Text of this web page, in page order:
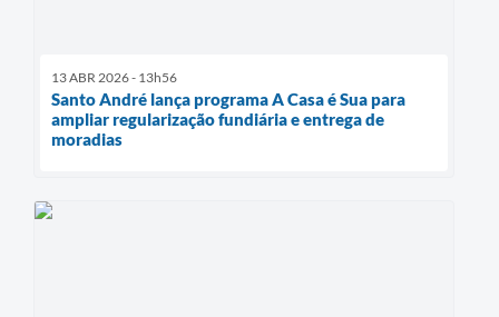
13 ABR 2026 - 13h56
Santo André lança programa A Casa é Sua para
ampliar regularização fundiária e entrega de
moradias